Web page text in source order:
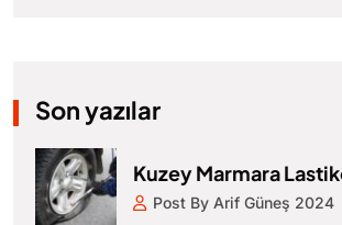
Son yazılar
Kuzey Marmara
Post By Arif Güneş 2024